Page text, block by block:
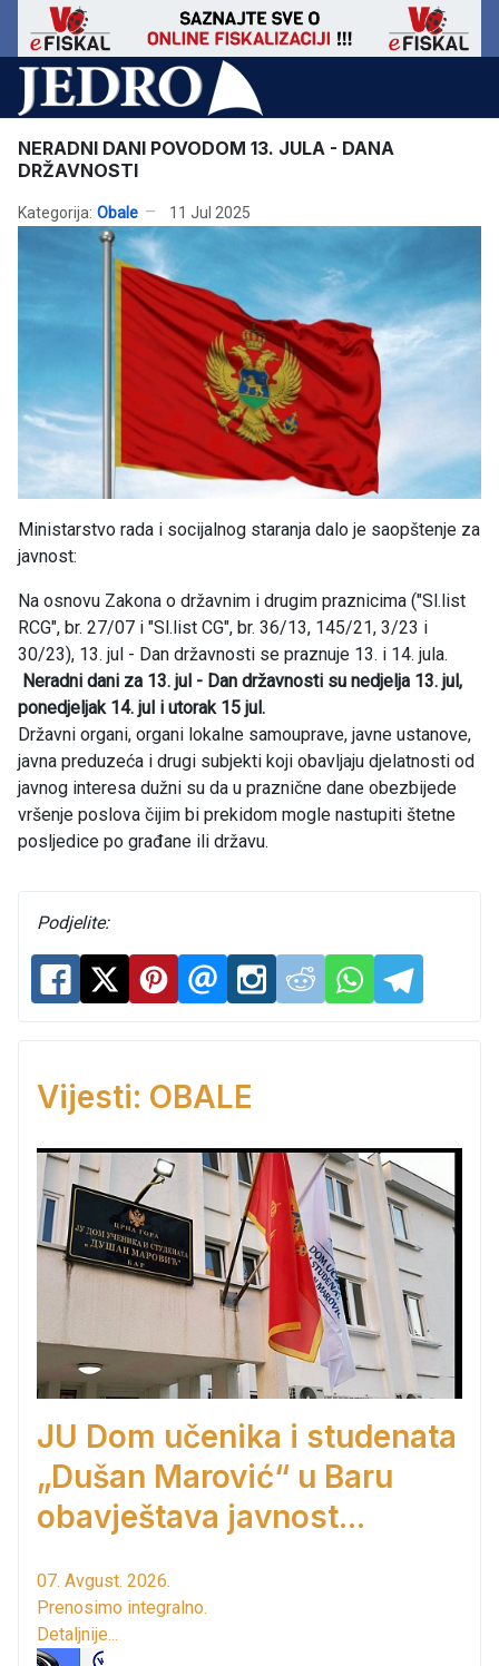
NERADNI DANI POVODOM 13. JULA - DANA
DRŽAVNOSTI
Kategorija: Obale 11 Jul 2025
Ministarstvo rada i socijalnog staranja dalo je saopštenje za
javnost:
Na osnovu Zakona o državnim i drugim praznicima ("Sl.list
RCG", br. 27/07 i "Sl.list CG", br. 36/13, 145/21, 3/23 i
30/23), 13. jul - Dan državnosti se praznuje 13. i 14. jula.
Neradni dani za 13. jul - Dan državnosti su nedjelja 13. jul,
ponedjeljak 14. jul i utorak 15 jul.
Državni organi, organi lokalne samouprave, javne ustanove,
javna preduzeća i drugi subjekti koji obavljaju djelatnosti od
javnog interesa dužni su da u praznične dane obezbijede
vršenje poslova čijim bi prekidom mogle nastupiti štetne
posljedice po građane ili državu.
Podjelite:
Vijesti: OBALE
JU Dom učenika i studenata
„Dušan Marović“ u Baru
obavještava javnost...
07. Avgust. 2026.
Prenosimo integralno.
Detaljnije...